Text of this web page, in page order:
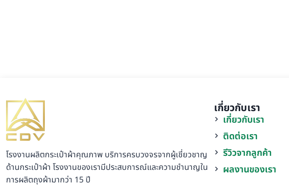
โรงงานผลิตกระเป๋าผ้าคุณภาพ บริการครบวงจรจากผู้เชี่ยวชาญ
ด้านกระเป๋าผ้า โรงงานของเรามีประสบการณ์และความชำนาญใน
การผลิตถุงผ้ามากว่า 15 ปี
เกี่ยวกับเรา
เกี่ยวกับเรา
ติดต่อเรา
รีวิวจากลูกค้า
ผลงานของเรา